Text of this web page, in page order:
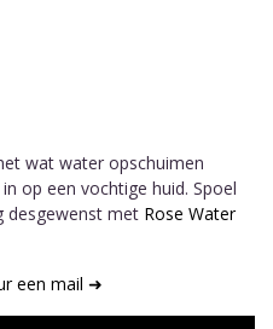
wat water opschuimen
op een vochtige huid. Spoel
desgewenst met Rose Water
een mail ➜